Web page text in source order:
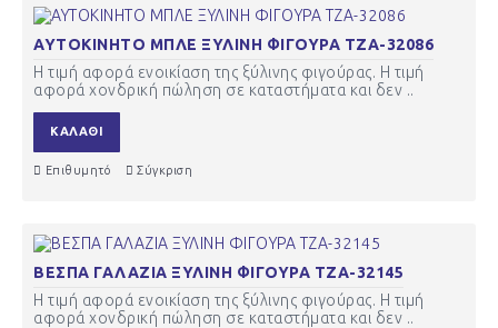
ΑΥΤΟΚΙΝΗΤΟ ΜΠΛΕ ΞΥΛΙΝΗ ΦΙΓΟΥΡΑ ΤΖΑ-32086
Η τιμή αφορά ενοικίαση της ξύλινης φιγούρας. Η τιμή
αφορά χονδρική πώληση σε καταστήματα και δεν ..
ΚΑΛΆΘΙ
Επιθυμητό Σύγκριση
ΒΕΣΠΑ ΓΑΛΑΖΙΑ ΞΥΛΙΝΗ ΦΙΓΟΥΡΑ ΤΖΑ-32145
Η τιμή αφορά ενοικίαση της ξύλινης φιγούρας. Η τιμή
αφορά χονδρική πώληση σε καταστήματα και δεν ..